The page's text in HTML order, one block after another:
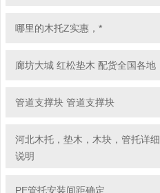
哪里的木托Z实惠，*
廊坊大城 红松垫木 配货全国各地
管道支撑块 管道支撑块
河北木托，垫木，木块，管托详细
说明
PE管托安装间距确定